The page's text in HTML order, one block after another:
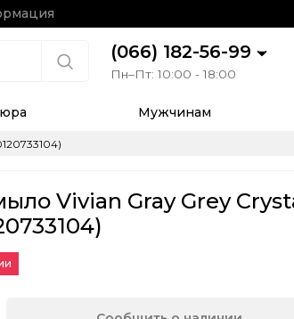
(066) 182-56-99
Пн–Пт: 10:00 - 18:00
Мужчинам
Vivian Gray Grey